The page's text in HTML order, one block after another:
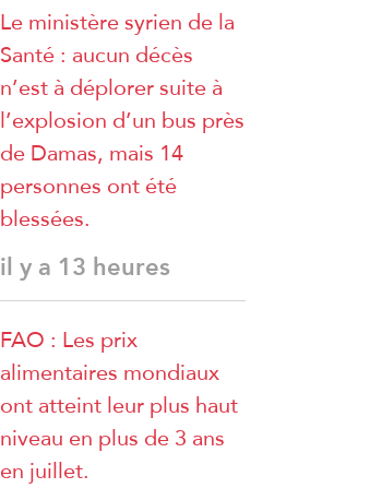
Le ministère syrien de la
Santé : aucun décès
n’est à déplorer suite à
l’explosion d’un bus près
de Damas, mais 14
personnes ont été
blessées.
il y a 13 heures
FAO : Les prix
alimentaires mondiaux
ont atteint leur plus haut
niveau en plus de 3 ans
en juillet.